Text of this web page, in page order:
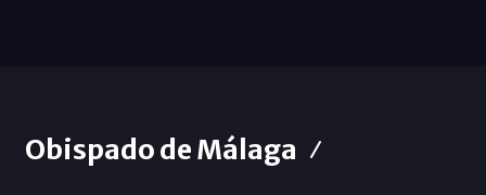
Obispado de Málaga